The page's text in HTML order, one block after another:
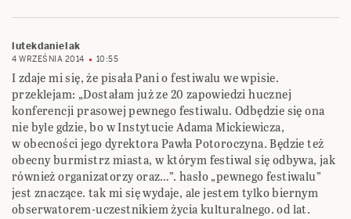
lutekdanielak
4 WRZEŚNIA 2014 10:55
I zdaje mi się, że pisała Pani o festiwalu we wpisie.
przeklejam: „Dostałam już ze 20 zapowiedzi hucznej
konferencji prasowej pewnego festiwalu. Odbędzie się ona
nie byle gdzie, bo w Instytucie Adama Mickiewicza,
w obecności jego dyrektora Pawła Potoroczyna. Będzie też
obecny burmistrz miasta, w którym festiwal się odbywa, jak
również organizatorzy oraz…”. hasło „pewnego festiwalu”
jest znaczące. tak mi się wydaje, ale jestem tylko biernym
obserwatorem-uczestnikiem życia kulturalnego. od lat.